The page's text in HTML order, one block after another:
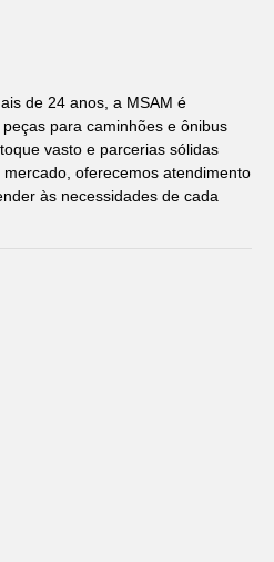
de 24 anos, a MSAM é
para caminhões e ônibus
vasto e parcerias sólidas
oferecemos atendimento
às necessidades de cada